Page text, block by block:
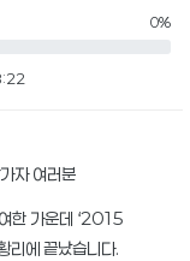
0%
여러분
한 가운데 ‘2015
에 끝났습니다.